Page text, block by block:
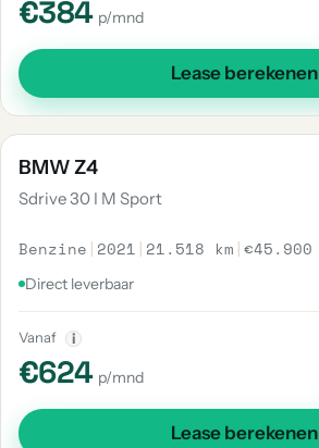
€384 p/mnd
Lease berekenen
BMW Z4
Sdrive 30 I M Sport
Benzine | 2021 | 21.518 km |€45.900
Direct leverbaar
Vanaf i
€624 p/mnd
Lease berekenen